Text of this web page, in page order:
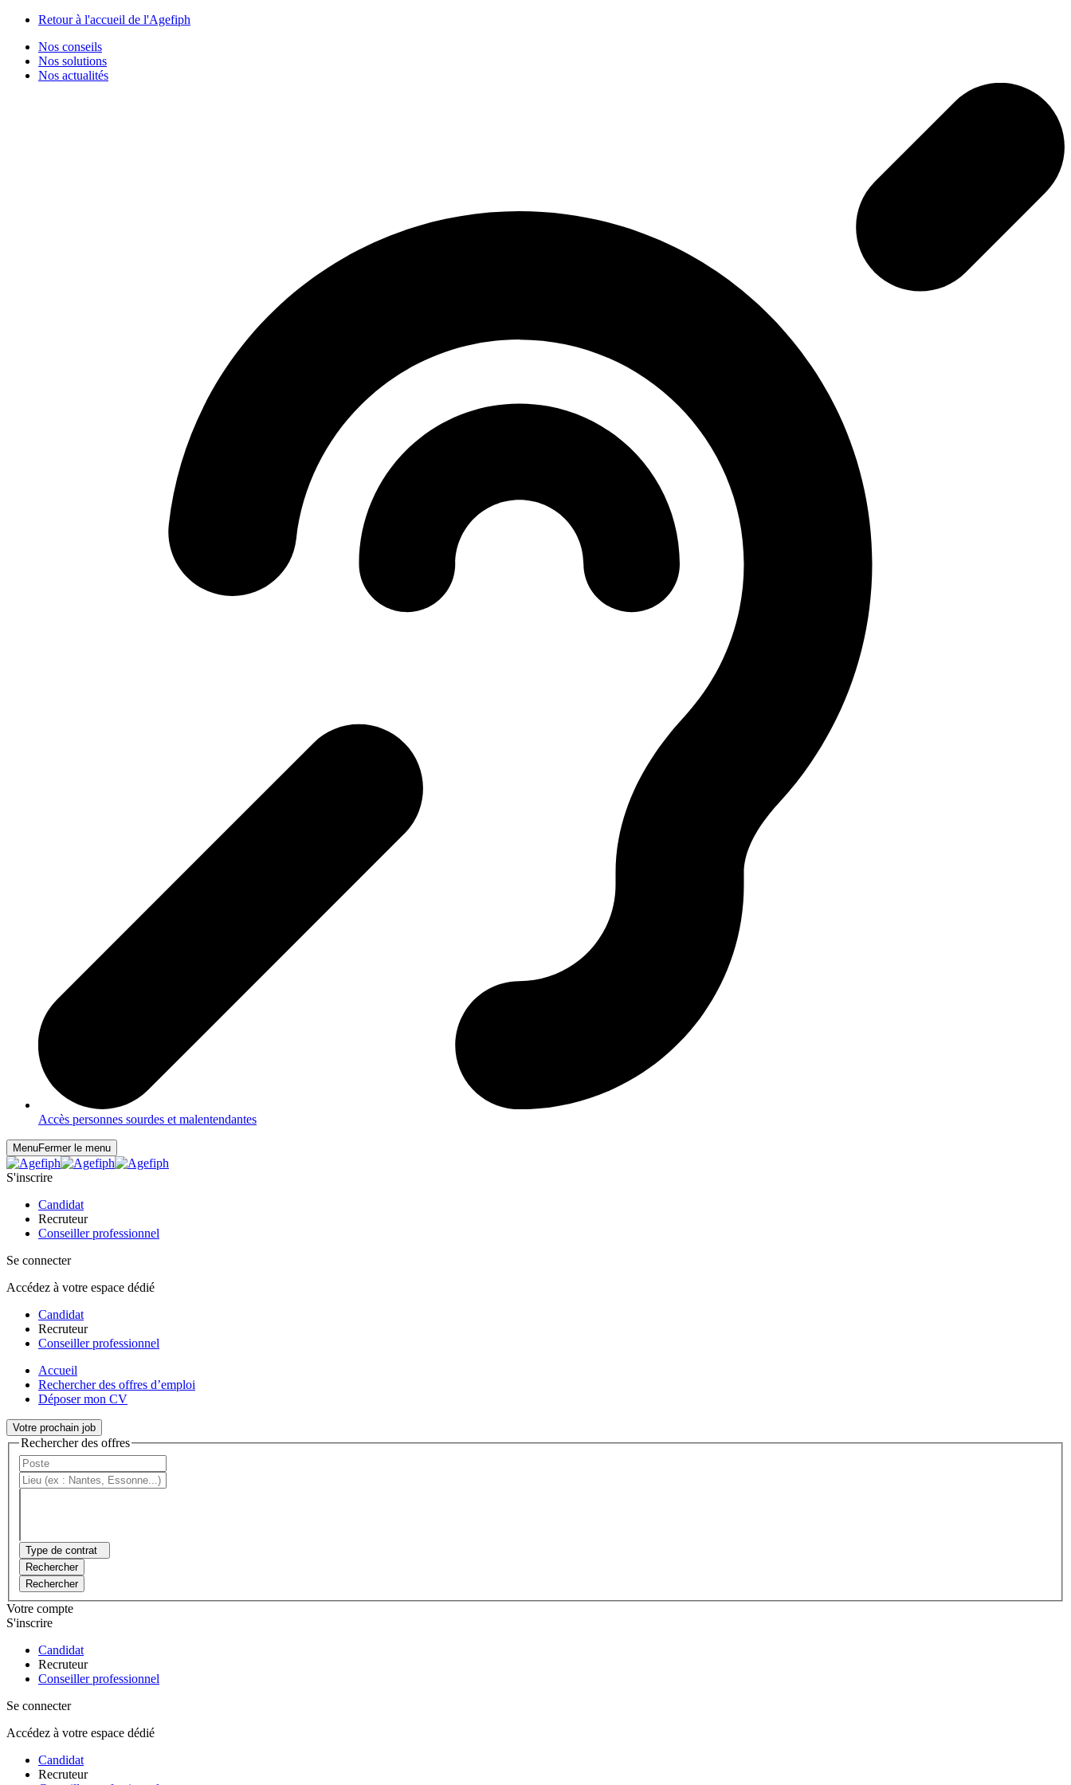
Retour à l'accueil de l'Agefiph
Nos conseils
Nos solutions
Nos actualités
Accès personnes sourdes et malentendantes
MenuFermer le menu
S'inscrire
Candidat
Recruteur
Conseiller professionnel
Se connecter
Accédez à votre espace dédié
Candidat
Recruteur
Conseiller professionnel
Accueil
Rechercher des offres d’emploi
Déposer mon CV
Votre prochain job
Rechercher des offres
Type de contrat
Rechercher
Rechercher
Votre compte
S'inscrire
Candidat
Recruteur
Conseiller professionnel
Se connecter
Accédez à votre espace dédié
Candidat
Recruteur